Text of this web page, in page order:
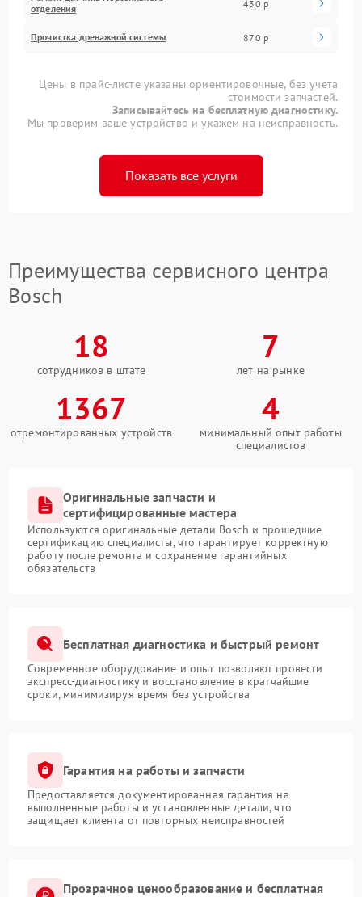
отделения
430 р
Прочистка дренажной системы 870 р
Цены в прайс-листе указаны ориентировочные, без учета
стоимости запчастей.
Записывайтесь на бесплатную диагностику.
Мы проверим ваше устройство и укажем на неисправность.
Показать все услуги
Преимущества сервисного центра
Bosch
18
сотрудников в штате
7
лет на рынке
1367
отремонтированных устройств
4
минимальный опыт работы
специалистов
Оригинальные запчасти и
сертифицированные мастера
Используются оригинальные детали Bosch и прошедшие
сертификацию специалисты, что гарантирует корректную
работу после ремонта и сохранение гарантийных
обязательств
Бесплатная диагностика и быстрый ремонт
Современное оборудование и опыт позволяют провести
экспресс-диагностику и восстановление в кратчайшие
сроки, минимизируя время без устройства
Гарантия на работы и запчасти
Предоставляется документированная гарантия на
выполненные работы и установленные детали, что
защищает клиента от повторных неисправностей
Прозрачное ценообразование и бесплатная